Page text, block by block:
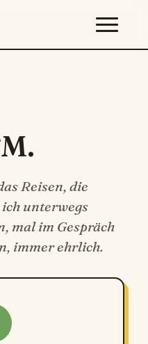
Reisen, die
unterwegs
mal im Gespräch
immer ehrlich.